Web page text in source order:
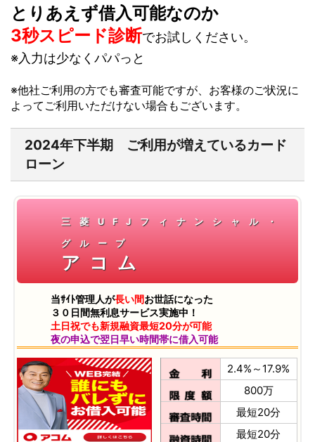
とりあえず借入可能なのか
3秒スピード診断でお試しください。
※入力は少なくパパっと
※他社ご利用の方でも審査可能ですが、お客様のご状況に
よってご利用いただけない場合もございます。
2024年下半期 ご利用が増えているカード
ローン
三菱UFJフィナンシャル・
グループ
アコム
当ｻｲﾄ管理人が長い間お世話になった
３０日間無利息サービス実施中！
土日祝でも新規融資最短20分が可能
夜の申込で翌日早い時間帯に借入可能
2.4%～17.9%
800万
最短20分
最短20分